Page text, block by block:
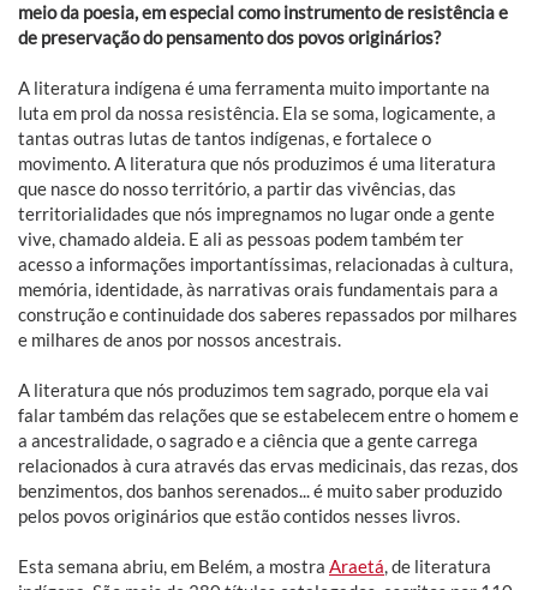
meio da poesia, em especial como instrumento de resistência e
de preservação do pensamento dos povos originários?
A literatura indígena é uma ferramenta muito importante na
luta em prol da nossa resistência. Ela se soma, logicamente, a
tantas outras lutas de tantos indígenas, e fortalece o
movimento. A literatura que nós produzimos é uma literatura
que nasce do nosso território, a partir das vivências, das
territorialidades que nós impregnamos no lugar onde a gente
vive, chamado aldeia. E ali as pessoas podem também ter
acesso a informações importantíssimas, relacionadas à cultura,
memória, identidade, às narrativas orais fundamentais para a
construção e continuidade dos saberes repassados por milhares
e milhares de anos por nossos ancestrais.
A literatura que nós produzimos tem sagrado, porque ela vai
falar também das relações que se estabelecem entre o homem e
a ancestralidade, o sagrado e a ciência que a gente carrega
relacionados à cura através das ervas medicinais, das rezas, dos
benzimentos, dos banhos serenados... é muito saber produzido
pelos povos originários que estão contidos nesses livros.
Esta semana abriu, em Belém, a mostra Araetá, de literatura